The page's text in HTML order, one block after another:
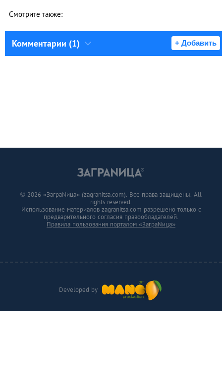
Смотрите также:
Комментарии (1) + Добавить
Developed by
© 2026 «ЗаграNица» (zagranitsa.com). Все права защищены. All
rights reserved.
Использование материалов zagranitsa.com разрешено только с
предварительного согласия правообладателей.
Правила пользования порталом «ЗаграNица»